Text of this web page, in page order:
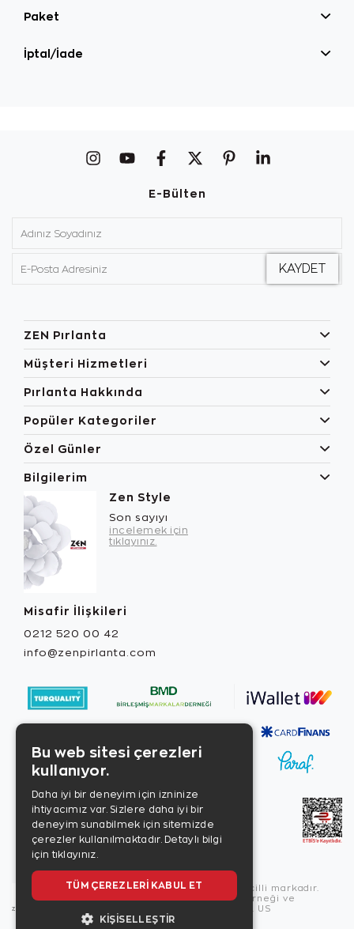
Paket
İptal/İade
E-Bülten
ZEN Pırlanta
Müşteri Hizmetleri
Pırlanta Hakkında
Popüler Kategoriler
Özel Günler
Bilgilerim
Zen Style
Son sayıyı
incelemek için
tıklayınız.
Misafir İlişkileri
0212 520 00 42
info@zenpirlanta.com
Copyright © 2026, Zen Diamond tescilli markadır.
Zen Diamond Birleşmiş Markalar Derneği ve
Turquality Destek Programı üyesidir. US
Bu web sitesi çerezleri
kullanıyor.
Daha iyi bir deneyim için izninize
ihtiyacımız var. Sizlere daha iyi bir
deneyim sunabilmek için sitemizde
çerezler kullanılmaktadır. Detaylı bilgi
için tıklayınız.
TÜM ÇEREZLERI KABUL ET
KIŞISELLEŞTIR